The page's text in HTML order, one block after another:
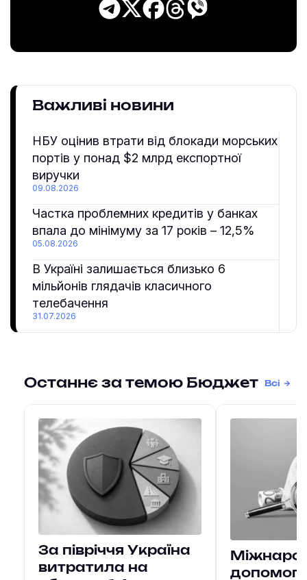
Важливі новини
НБУ оцінив втрати від блокади морських
портів у понад $2 млрд експортної
виручки
09.08.2026
Частка проблемних кредитів у банках
впала до мінімуму за 17 років – 12,5%
05.08.2026
В Україні залишається близько 6
мільйонів глядачів класичного
телебачення
31.07.2026
Останнє за темою Бюджет Всі
За півріччя Україна
витратила на